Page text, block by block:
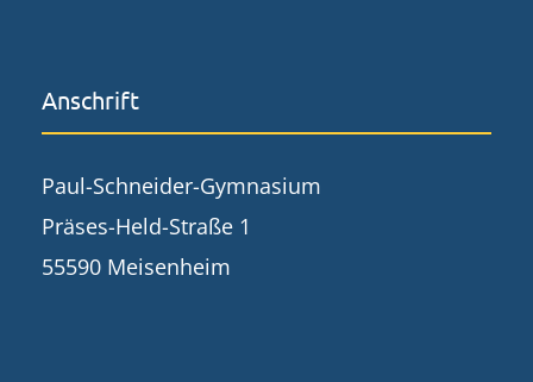
Anschrift
Paul-Schneider-Gymnasium
Präses-Held-Straße 1
55590 Meisenheim